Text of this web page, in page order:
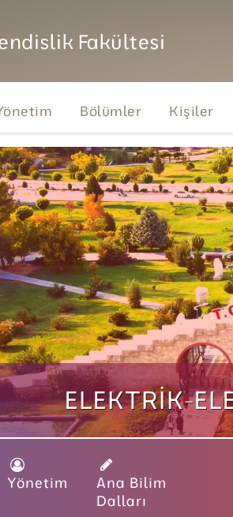
Fakültesi
Bölümler Kişiler
ELEKTRIK-
Yönetim
Ana Bilim
Dalları